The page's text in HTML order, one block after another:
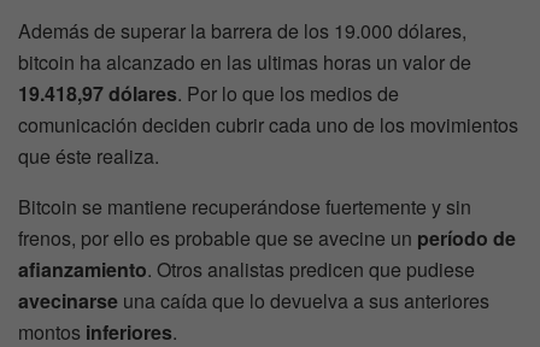
Además de superar la barrera de los 19.000 dólares,
bitcoin ha alcanzado en las ultimas horas un valor de
19.418,97 dólares. Por lo que los medios de
comunicación deciden cubrir cada uno de los movimientos
que éste realiza.
Bitcoin se mantiene recuperándose fuertemente y sin
frenos, por ello es probable que se avecine un período de
afianzamiento. Otros analistas predicen que pudiese
avecinarse una caída que lo devuelva a sus anteriores
montos inferiores.